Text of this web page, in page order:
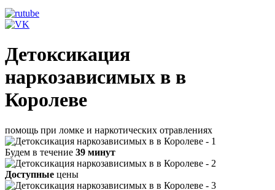
Детоксикация
наркозависимых в в
Королеве
помощь при ломке и наркотических отравлениях
Будем в течение 39 минут
Доступные цены